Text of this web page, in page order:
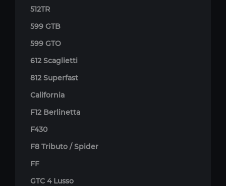
512TR
599 GTB
599 GTO
612 Scaglietti
812 Superfast
California
F12 Berlinetta
F430
F8 Tributo / Spider
FF
GTC 4 Lusso